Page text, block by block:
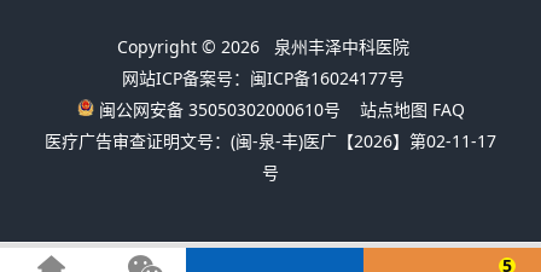
5
Copyright © 2026 泉州丰泽中科医院
网站ICP备案号：闽ICP备16024177号
闽公网安备 35050302000610号
站点地图 FAQ
医疗广告审查证明文号：(闽-泉-丰)医广【2026】第02-11-17
号